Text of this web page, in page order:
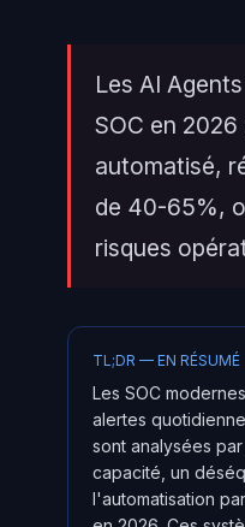
Les AI
SOC en 2026
automatisé,
de 40-65%,
risques
TL;DR — EN RÉSUMÉ
Les SOC
alertes
sont analysées
capacité, un
l'automatisation